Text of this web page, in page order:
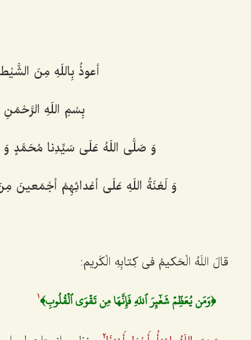
أعوذُ بِاللَهِ مِنَ
بِسْمِ اللَهِ الرَّحْمَنِ
وَ صَلَّی اللَهُ عَلَی سَیِّدِنا مُحَمَّدٍ وَ
وَ لَعْنَةُ اللَهِ عَلَی أعْدائِهِمْ أجْمَعینَ
قالَ اللَهُ الْحَکیمُ فی کِتابِهِ الْکَریم:
﴿وَمَن يُعَظِّمۡ شَعٰٓئِرَ ٱللَهِ فَإِنَّهَا مِن تَقۡوَى ٱلۡقُلُوبِ﴾1
2